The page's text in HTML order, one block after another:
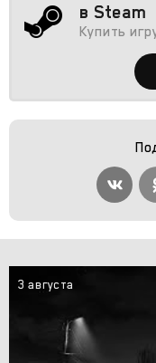
в Steam
Купить
3 августа